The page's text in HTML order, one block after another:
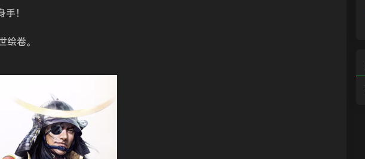
！
卷。